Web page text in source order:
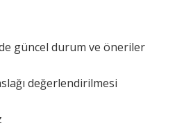
güncel durum ve öneriler
değerlendirilmesi